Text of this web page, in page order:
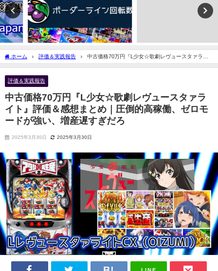
ホーム 評価＆実践報告
中古価格70万円『L少女☆歌劇レヴュースタァライ
ト』評価＆感想まとめ｜圧倒的高稼働、ゼロモードが強い、増産遅すぎだろ
評価＆実践報告
中古価格70万円『L少女☆歌劇レヴュースタァラ
イト』評価＆感想まとめ｜圧倒的高稼働、ゼロモ
ードが強い、増産遅すぎだろ
2025年3月30日 2025年3月30日